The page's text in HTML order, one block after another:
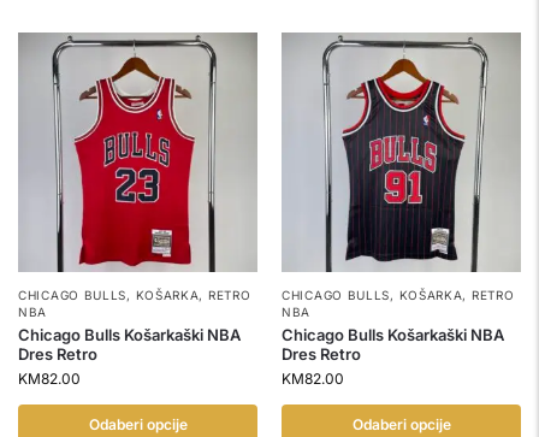
CHICAGO BULLS, KOŠARKA, RETRO
NBA
Chicago Bulls Košarkaški NBA
Dres Retro
KM82.00
Odaberi opcije
CHICAGO BULLS, KOŠARKA, RETRO
NBA
Chicago Bulls Košarkaški NBA
Dres Retro
KM82.00
Odaberi opcije